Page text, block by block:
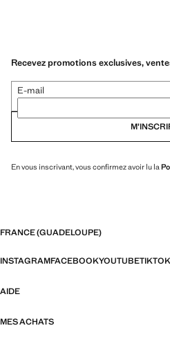
Recevez promotions exclusives,
E-mail
En vous inscrivant, vous confirmez avoir lu la
FRANCE (GUADELOUPE)
INSTAGRAMFACEBOOKYOUTUBETIKTOK
AIDE
MES ACHATS